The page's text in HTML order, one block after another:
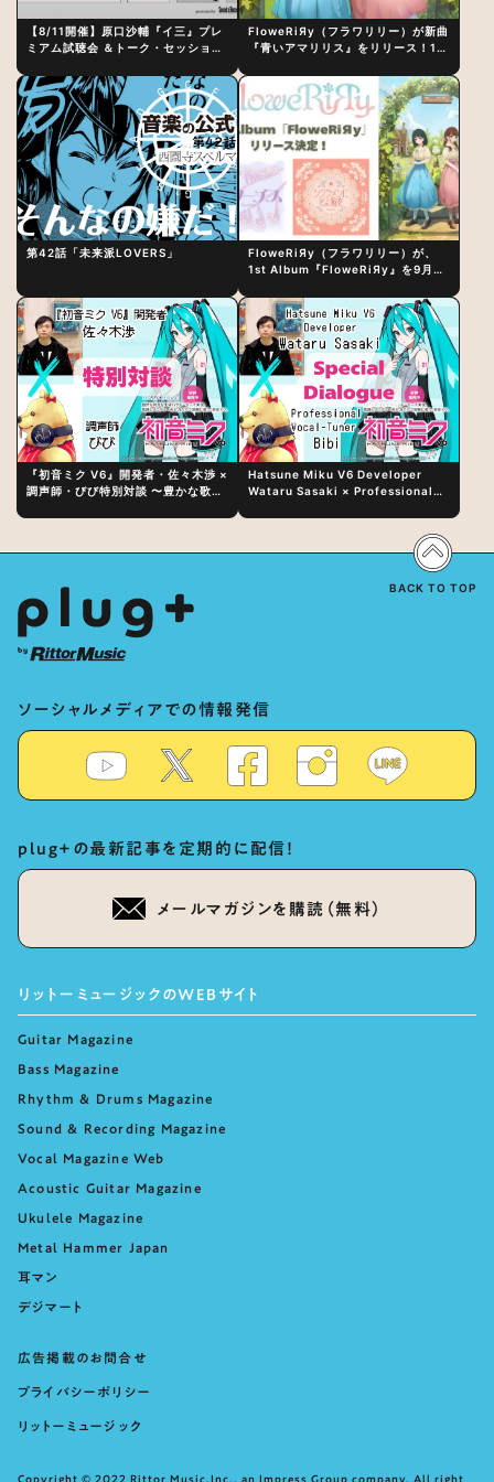
【8/11開催】原口沙輔『イ三』プレ
ミアム試聴会 ＆トーク・セッション
制作秘話
FloweRiЯy（フラワリリー）が新曲
『青いアマリリス』をリリース！1st
第42話「未来派LOVERS」
FloweRiЯy（フラワリリー）が、
1st Album『FloweRiЯy』を9月23
『初音ミク V6』開発者・佐々木渉 ×
調声師・びび特別対談 〜豊かな歌声
Hatsune Miku V6 Developer
Wataru Sasaki × Professional
Vocal Expression Lies in “Love
for the singing characters” and
ソーシャルメディアでの情報発信
plug+の最新記事を定期的に配信！
メールマガジンを購読（無料）
リットーミュージックのWEBサイト
Guitar Magazine
Bass Magazine
Rhythm & Drums Magazine
Sound & Recording Magazine
Vocal Magazine Web
Acoustic Guitar Magazine
Ukulele Magazine
Metal Hammer Japan
耳マン
デジマート
広告掲載のお問合せ
プライバシーポリシー
リットーミュージック
BACK TO TOP
Copyright © 2022 Rittor Music,Inc., an Impress Group company. All right